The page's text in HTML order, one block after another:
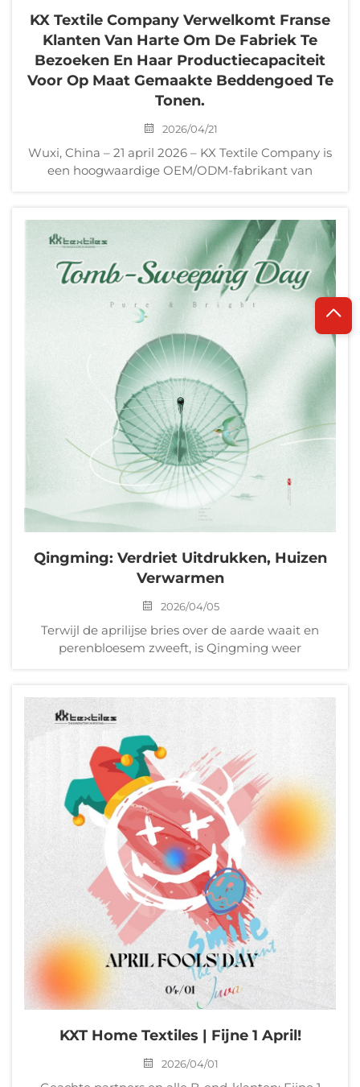
KX Textile Company Verwelkomt Franse
Klanten Van Harte Om De Fabriek Te
Bezoeken En Haar Productiecapaciteit
Voor Op Maat Gemaakte Beddengoed Te
Tonen.
2026/04/21
Wuxi, China – 21 april 2026 – KX Textile Company is
een hoogwaardige OEM/ODM-fabrikant van
inkooptegenwoordigers van Franse distributeurs
van huistextiel...
Qingming: Verdriet Uitdrukken, Huizen
Verwarmen
2026/04/05
Terwijl de aprilijse bries over de aarde waait en
perenbloesem zweeft, is Qingming weer
nieuwe leven van de lente te omarmen. Op deze
plechtige maar tegelijkertijd warme gelegenheid
koestert KXT Home Textiles diepe eerbied en
tederheid, en gebruikt onze zachte, zorgvuldig
vervaardigde producten om ons oprecht verdriet te
dragen en elk waardevol herinnering te bewaken.
KXT Home Textiles | Fijne 1 April!
2026/04/01